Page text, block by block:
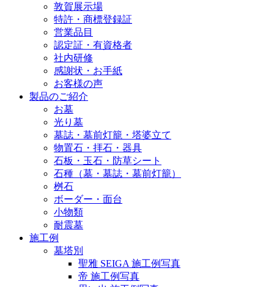
敦賀展示場
特許・商標登録証
営業品目
認定証・有資格者
社内研修
感謝状・お手紙
お客様の声
製品のご紹介
お墓
光り墓
墓誌・墓前灯籠・塔婆立て
物置石・拝石・器具
石板・玉石・防草シート
石種（墓・墓誌・墓前灯籠）
桝石
ボーダー・面台
小物類
耐震墓
施工例
墓塔別
聖雅 SEIGA 施工例写真
帝 施工例写真